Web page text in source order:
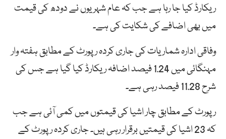
ریکارڈ کیا جا رہا ہے جب کہ عام شہریوں نے دودھ کی قیمت
میں بھی اضافے کی شکایت کی ہے۔
وفاقی ادارہ شماریات کی جاری کردہ رپورٹ کے مطابق ہفتہ وار
مہنگائی میں 1.24 فیصد اضافہ ریکارڈ کیا گیا ہے جس کی
شرح 11.28 فیصد رہی ہے۔
رپورٹ کے مطابق چار اشیا کی قیمتوں میں کمی آئی ہے جب
کہ 23 اشیا کی قیمتیں برقرار رہی ہیں۔ جاری کردہ رپورٹ کے